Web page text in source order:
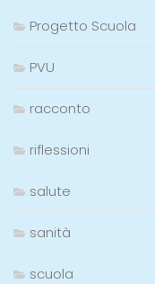
Progetto Scuola
PVU
racconto
riflessioni
salute
sanità
scuola